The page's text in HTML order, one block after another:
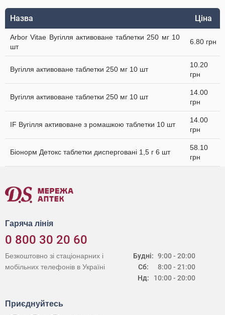
Назва Ціна
Arbor Vitae Вугілля активоване таблетки 250 мг 10
шт
6.80 грн
Вугілля активоване таблетки 250 мг 10 шт
10.20
грн
Вугілля активоване таблетки 250 мг 10 шт
14.00
грн
IF Вугілля активоване з ромашкою таблетки 10 шт
14.00
грн
Біонорм Детокс таблетки дисперговані 1,5 г 6 шт
58.10
грн
Гаряча лінія
0 800 30 20 60
Будні:
Сб:
Нд:
9:00 - 20:00
8:00 - 21:00
10:00 - 20:00
Безкоштовно зі стаціонарних і
мобільних телефонів в Україні
Приєднуйтесь